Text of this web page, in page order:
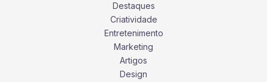
Destaques
Criatividade
Entretenimento
Marketing
Artigos
Design